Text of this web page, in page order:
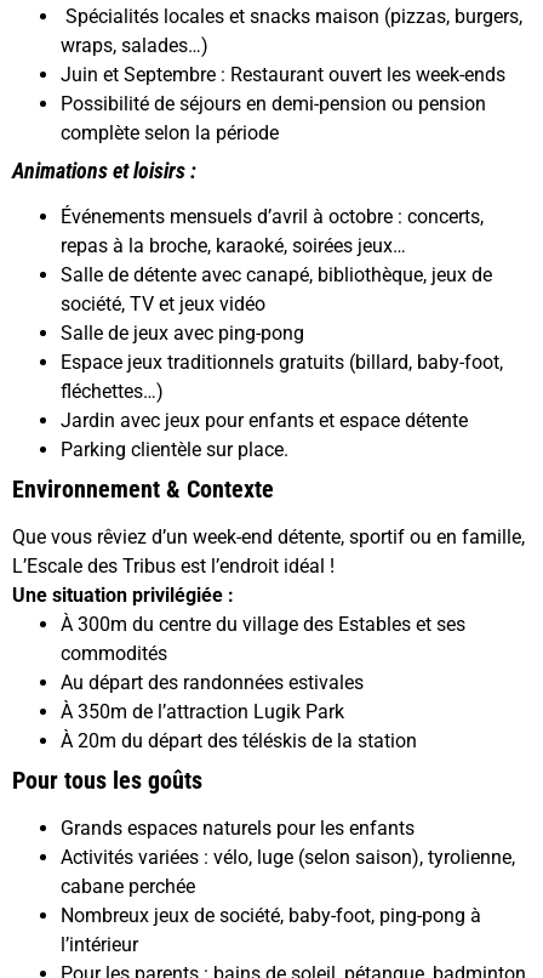
Spécialités locales et snacks maison (pizzas, burgers,
wraps, salades…)
Juin et Septembre : Restaurant ouvert les week-ends
Possibilité de séjours en demi-pension ou pension
complète selon la période
Animations et loisirs :
Événements mensuels d’avril à octobre : concerts,
repas à la broche, karaoké, soirées jeux…
Salle de détente avec canapé, bibliothèque, jeux de
société, TV et jeux vidéo
Salle de jeux avec ping-pong
Espace jeux traditionnels gratuits (billard, baby-foot,
fléchettes…)
Jardin avec jeux pour enfants et espace détente
Parking clientèle sur place.
Environnement & Contexte
Que vous rêviez d’un week-end détente, sportif ou en famille,
L’Escale des Tribus est l’endroit idéal !
Une situation privilégiée :
À 300m du centre du village des Estables et ses
commodités
Au départ des randonnées estivales
À 350m de l’attraction Lugik Park
À 20m du départ des téléskis de la station
Pour tous les goûts
Grands espaces naturels pour les enfants
Activités variées : vélo, luge (selon saison), tyrolienne,
cabane perchée
Nombreux jeux de société, baby-foot, ping-pong à
l’intérieur